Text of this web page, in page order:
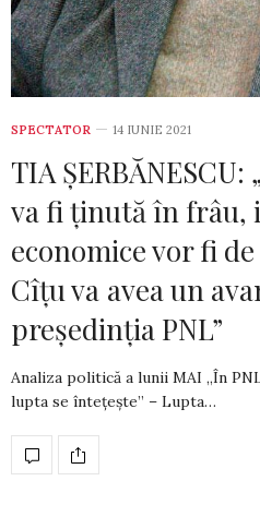
SPECTATOR 14 IUNIE 2021
TIA
va fi ținută în frâu,
economice vor fi
Cîțu va avea un
președinția PNL”
Analiza politică a lunii MAI „În
lupta se întețește” – Lupta…